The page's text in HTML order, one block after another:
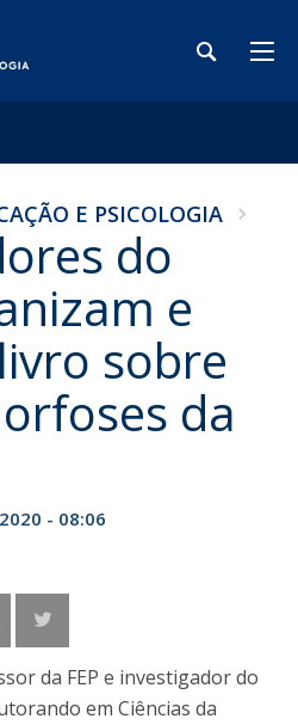
E PSICOLOGIA
do
e
sobre
da
- 08:06
da FEP e investigador do
em Ciências da